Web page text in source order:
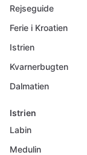
Rejseguide
Ferie i Kroatien
Istrien
Kvarnerbugten
Dalmatien
Istrien
Labin
Medulin